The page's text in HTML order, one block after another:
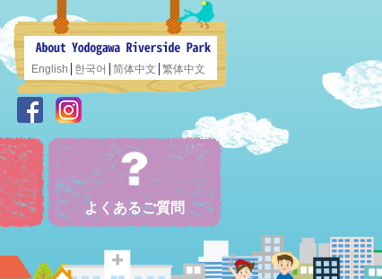
English 한국어 简体中文 繁体中文
よくあるご質問